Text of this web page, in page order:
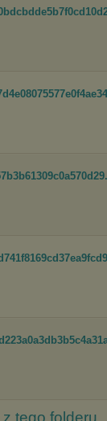
tego